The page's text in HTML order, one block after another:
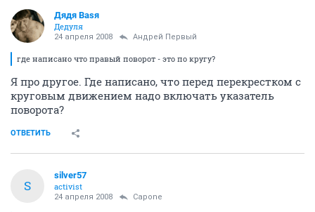
Дядя Ваsя
Дедуля
24 апреля 2008 Андрей Первый
где написано что правый поворот - это по кругу?
Я про другое. Где написано, что перед перекрестком с
круговым движением надо включать указатель
поворота?
ОТВЕТИТЬ
S
silver57
activist
24 апреля 2008 Capone